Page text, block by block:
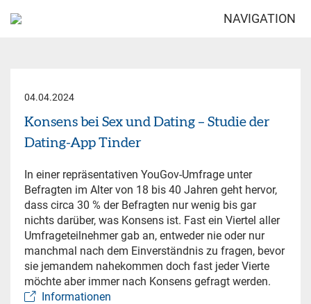
NAVIGATION
04.04.2024
Konsens bei Sex und Dating – Studie der
Dating-App Tinder
In einer repräsentativen YouGov-Umfrage unter
Befragten im Alter von 18 bis 40 Jahren geht hervor,
dass circa 30 % der Befragten nur wenig bis gar
nichts darüber, was Konsens ist. Fast ein Viertel aller
Umfrageteilnehmer gab an, entweder nie oder nur
manchmal nach dem Einverständnis zu fragen, bevor
sie jemandem nahekommen doch fast jeder Vierte
möchte aber immer nach Konsens gefragt werden.
Informationen